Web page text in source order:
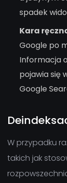
spadek
Kara
Google po
Informacja
pojawia się
Google
W przypadku
takich jak